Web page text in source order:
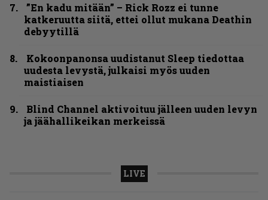
”En kadu mitään” – Rick Rozz ei tunne
katkeruutta siitä, ettei ollut mukana Deathin
debyytillä
Kokoonpanonsa uudistanut Sleep tiedottaa
uudesta levystä, julkaisi myös uuden
maistiaisen
Blind Channel aktivoituu jälleen uuden levyn
ja jäähallikeikan merkeissä
LIVE